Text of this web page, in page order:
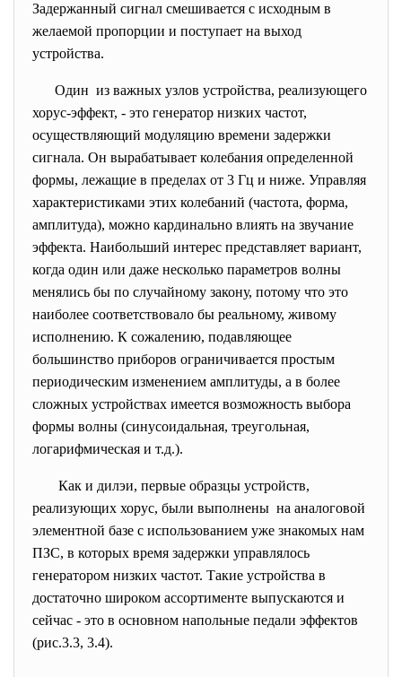
Задержанный сигнал смешивается с исходным в
желаемой пропорции и поступает на выход
устройства.
Один из важных узлов устройства, реализующего
хорус-эффект, - это генератор низких частот,
осуществляющий модуляцию времени задержки
сигнала. Он вырабатывает колебания определенной
формы, лежащие в пределах от 3 Гц и ниже. Управляя
характеристиками этих колебаний (частота, форма,
амплитуда), можно кардинально влиять на звучание
эффекта. Наибольший интерес представляет вариант,
когда один или даже несколько параметров волны
менялись бы по случайному закону, потому что это
наиболее соответствовало бы реальному, живому
исполнению. К сожалению, подавляющее
большинство приборов ограничивается простым
периодическим изменением амплитуды, а в более
сложных устройствах имеется возможность выбора
формы волны (синусоидальная, треугольная,
логарифмическая и т.д.).
Как и дилэи, первые образцы устройств,
реализующих хорус, были выполнены на аналоговой
элементной базе с использованием уже знакомых нам
ПЗС, в которых время задержки управлялось
генератором низких частот. Такие устройства в
достаточно широком ассортименте выпускаются и
сейчас - это в основном напольные педали эффектов
(рис.3.3, 3.4).